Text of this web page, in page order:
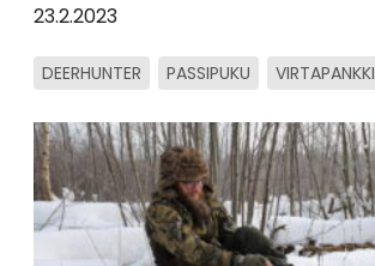
23.2.2023
DEERHUNTER PASSIPUKU VIRTAPANKKI